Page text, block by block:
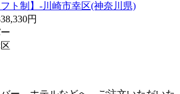
ト制】-川崎市幸区(神奈川県)
円